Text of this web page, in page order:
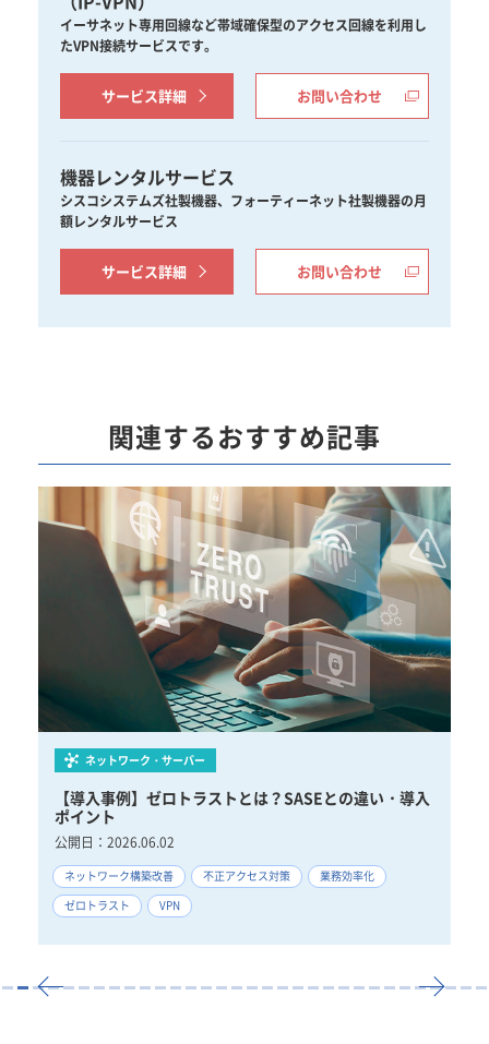
イーサネット専用回線など帯域確保型のアクセス回線を利用し
たVPN接続サービスです。
サービス詳細 お問い合わせ
機器レンタルサービス
シスコシステムズ社製機器、フォーティーネット社製機器の月
額レンタルサービス
サービス詳細 お問い合わせ
関連するおすすめ記事
ネットワーク・サーバー
【導入事例】ゼロトラストとは？SASEとの違い・導入
ポイント
公開日： 2026.06.02
ネットワーク構築改善 不正アクセス対策
業務効率化
ゼロトラスト
VPN